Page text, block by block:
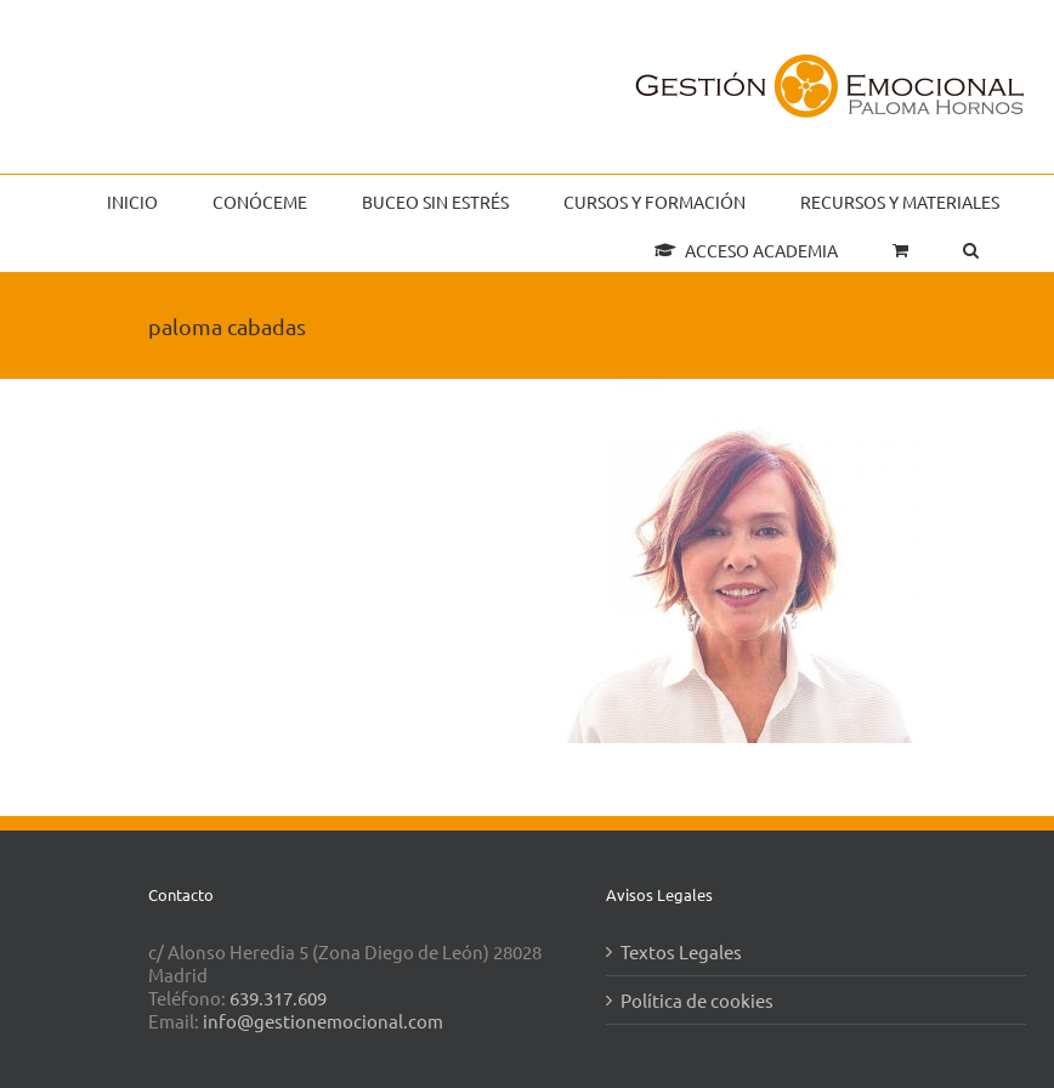
INICIO CONÓCEME BUCEO SIN ESTRÉS CURSOS Y FORMACIÓN RECURSOS Y MATERIALES
ACCESO ACADEMIA
paloma cabadas
Contacto
c/ Alonso Heredia 5 (Zona Diego de León) 28028
Madrid
Teléfono: 639.317.609
Email: info@gestionemocional.com
Avisos Legales
Textos Legales
Política de cookies